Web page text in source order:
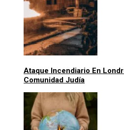
Ataque Incendiario En
Comunidad Judía